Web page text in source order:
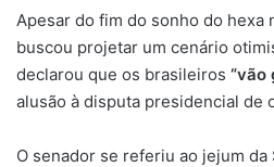
Apesar do fim do sonho do hexa
buscou projetar um cenário
declarou que os brasileiros “vão
alusão à disputa presidencial de
O senador se referiu ao jejum da